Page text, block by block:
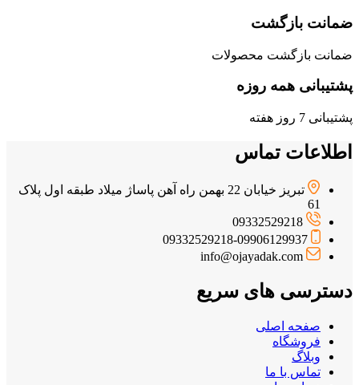
ضمانت بازگشت
ضمانت بازگشت محصولات
پشتیبانی همه روزه
پشتیبانی 7 روز هفته
اطلاعات تماس
تبریز خیابان 22 بهمن راه آهن پاساژ میلاد طبقه اول پلاک
61
09332529218
09332529218-09906129937
info@ojayadak.com
دسترسی های سریع
صفحه اصلی
فروشگاه
وبلاگ
تماس با ما